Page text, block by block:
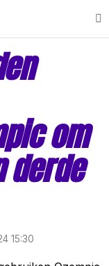
om
derde
15:30